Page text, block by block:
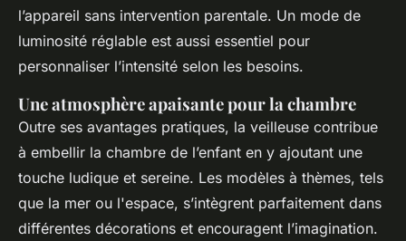
l’appareil sans intervention parentale. Un mode de
luminosité réglable est aussi essentiel pour
personnaliser l’intensité selon les besoins.
Une atmosphère apaisante pour la chambre
Outre ses avantages pratiques, la veilleuse contribue
à embellir la chambre de l’enfant en y ajoutant une
touche ludique et sereine. Les modèles à thèmes, tels
que la mer ou l'espace, s’intègrent parfaitement dans
différentes décorations et encouragent l’imagination.